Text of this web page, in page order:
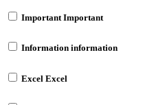
ImportantImportant
Information information
Excel Excel